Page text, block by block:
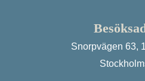
Snorpvägen 63,